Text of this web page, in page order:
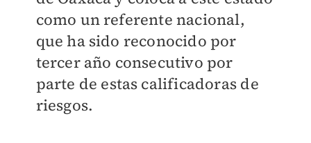
como un referente nacional,
que ha sido reconocido por
tercer año consecutivo por
parte de estas calificadoras de
riesgos.